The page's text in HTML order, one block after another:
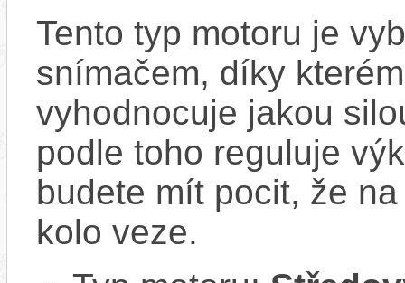
Tento typ motoru je
snímačem, díky
vyhodnocuje jakou
podle toho reguluje
budete mít pocit, že
kolo veze.